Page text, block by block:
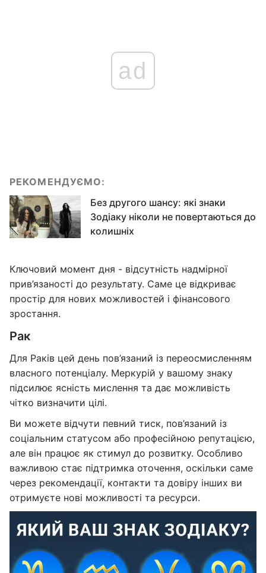
ad
РЕКОМЕНДУЄМО:
Без другого шансу: які знаки
Зодіаку ніколи не повертаються до
колишніх
Ключовий момент дня - відсутність надмірної
прив’язаності до результату. Саме це відкриває
простір для нових можливостей і фінансового
зростання.
Рак
Для Раків цей день пов’язаний із переосмисленням
власного потенціалу. Меркурій у вашому знаку
підсилює ясність мислення та дає можливість
чітко визначити цілі.
Ви можете відчути певний тиск, пов’язаний із
соціальним статусом або професійною репутацією,
але він працює як стимул до розвитку. Особливо
важливою стає підтримка оточення, оскільки саме
через рекомендації, контакти та довіру інших ви
отримуєте нові можливості та ресурси.